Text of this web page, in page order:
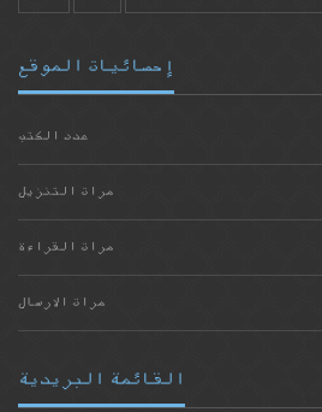
إحصائيات الموقع
عدد الكتب
مرات التنزيل
مرات القراءة
مرات الارسال
القائمة البريدية